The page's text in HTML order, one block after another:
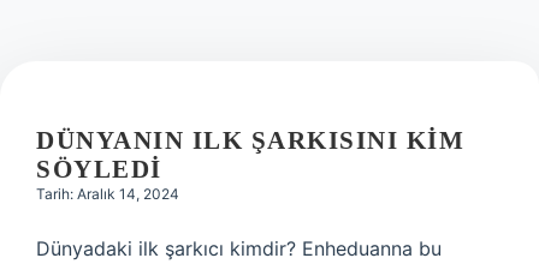
DÜNYANIN ILK ŞARKISINI KIM
SÖYLEDI
Tarih: Aralık 14, 2024
Dünyadaki ilk şarkıcı kimdir? Enheduanna bu